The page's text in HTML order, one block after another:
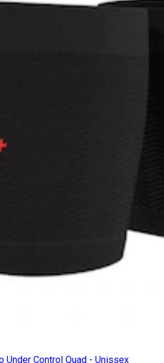
Under Control Quad - Unissex